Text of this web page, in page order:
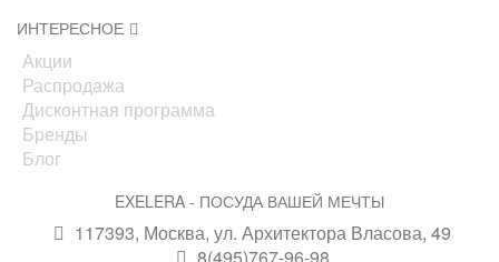
ИНТЕРЕСНОЕ
Акции
Распродажа
Дисконтная программа
Бренды
Блог
EXELERA - ПОСУДА ВАШЕЙ МЕЧТЫ
117393, Москва, ул. Архитектора Власова, 49